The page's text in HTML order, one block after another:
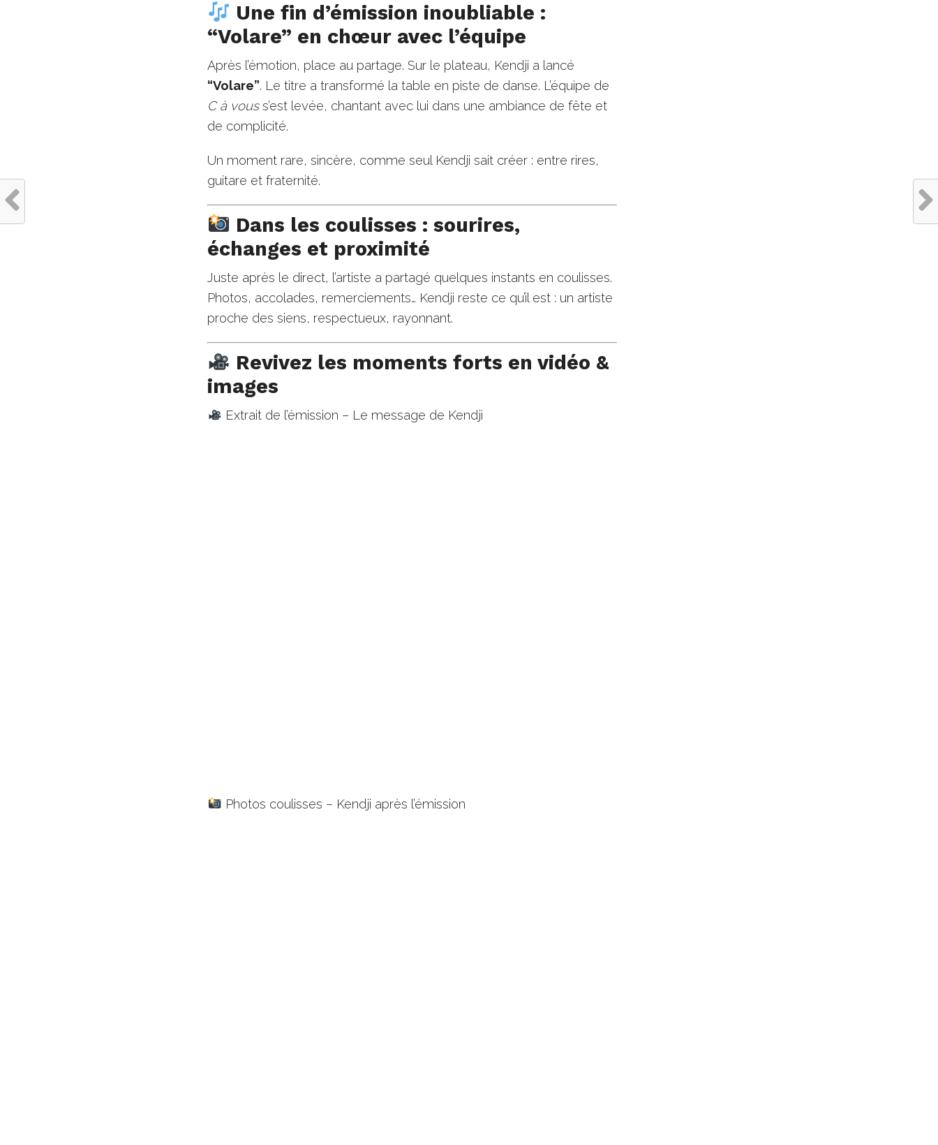
Une fin d’émission inoubliable :
“Volare” en chœur avec l’équipe
Après l’émotion, place au partage. Sur le plateau, Kendji a lancé
“Volare”. Le titre a transformé la table en piste de danse. L’équipe de
C à vouss’est levée, chantant avec lui dans une ambiance de fête et
de complicité.
Un moment rare, sincère, comme seul Kendji sait créer : entre rires,
guitare et fraternité.
Dans les coulisses : sourires,
échanges et proximité
Juste après le direct, l’artiste a partagé quelques instants en coulisses.
Photos, accolades, remerciements… Kendji reste ce qu’il est : un artiste
proche des siens, respectueux, rayonnant.
Revivez les moments forts en vidéo &
images
Extrait de l’émission – Le message de Kendji
Photos coulisses – Kendji après l’émission